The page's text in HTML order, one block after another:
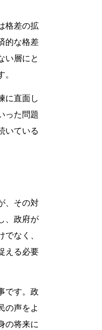
格差の拡
的な格差
い層にと
に直面し
った問題
いている
、その対
、政府が
なく、
える必要
です。政
の声をよ
の将来に